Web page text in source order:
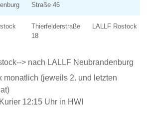
Straße 46
Thierfelderstraße
18
LALLF Rostock
> nach LALLF Neubrandenburg
monatlich (jeweils 2. und letzten
12:15 Uhr in HWI